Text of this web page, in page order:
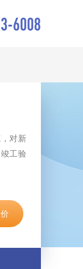
6008
对新
工验